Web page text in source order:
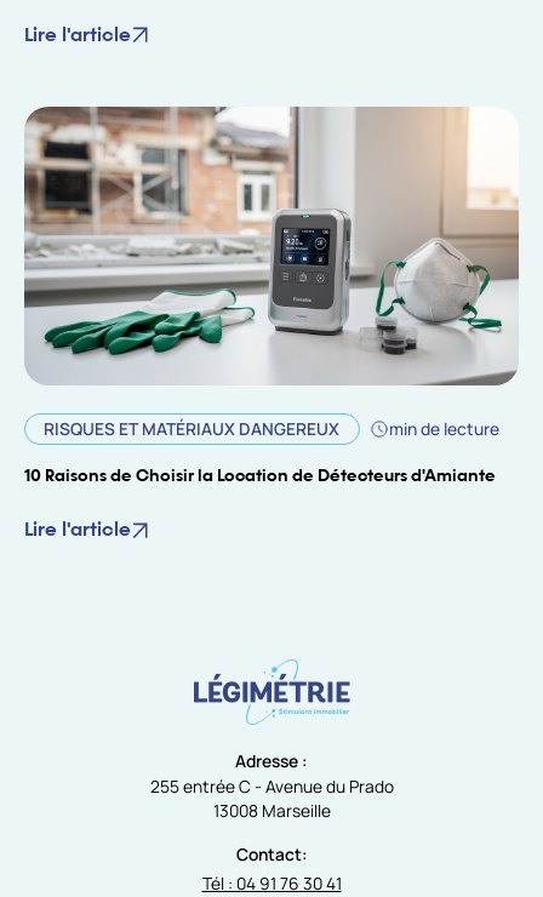
Lire l'article
RISQUES ET MATÉRIAUX DANGEREUX min de lecture
10 Raisons de Choisir la Location de Détecteurs d'Amiante
Lire l'article
Adresse :
255 entrée C - Avenue du Prado
13008 Marseille
Contact:
Tél : 04 91 76 30 41